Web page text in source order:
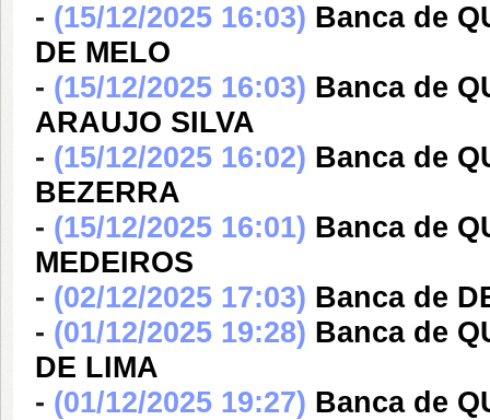
- (15/12/2025 16:03) Banca de
DE MELO
- (15/12/2025 16:03) Banca de
ARAUJO SILVA
- (15/12/2025 16:02) Banca de
BEZERRA
- (15/12/2025 16:01) Banca de
MEDEIROS
- (02/12/2025 17:03) Banca de
- (01/12/2025 19:28) Banca de
DE LIMA
- (01/12/2025 19:27) Banca de